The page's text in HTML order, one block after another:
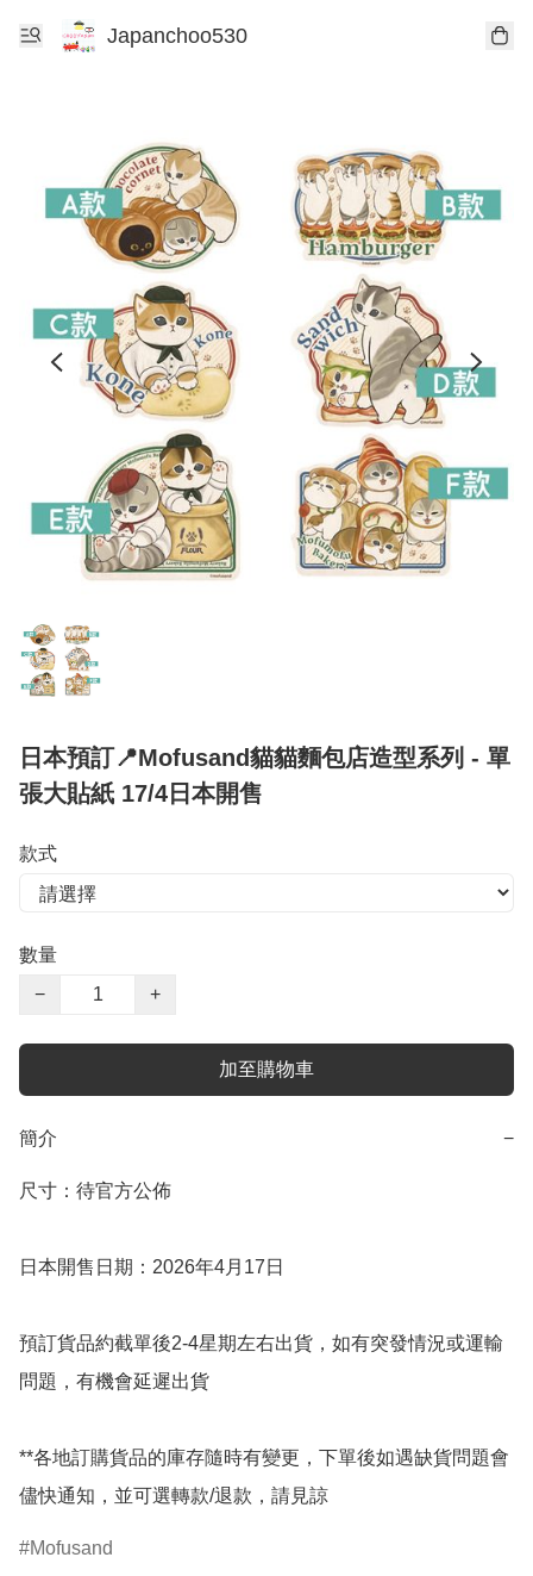
Japanchoo530
日本預訂📍Mofusand貓貓麵包店造型系列 - 單
張大貼紙 17/4日本開售
款式
數量
−
+
加至購物車
簡介 −
尺寸：待官方公佈
日本開售日期：2026年4月17日
預訂貨品約截單後2-4星期左右出貨，如有突發情況或運輸
問題，有機會延遲出貨
**各地訂購貨品的庫存隨時有變更，下單後如遇缺貨問題會
儘快通知，並可選轉款/退款，請見諒
Mofusand